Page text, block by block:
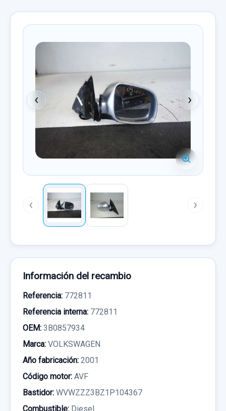
‹ ›
‹ ›
Información del recambio
Referencia: 772811
Referencia interna: 772811
OEM: 3B0857934
Marca: VOLKSWAGEN
Año fabricación: 2001
Código motor: AVF
Bastidor: WVWZZZ3BZ1P104367
Combustible: Diesel